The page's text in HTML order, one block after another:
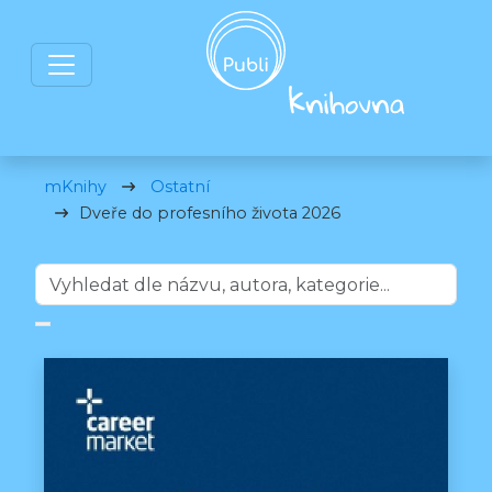
mKnihy
Ostatní
Dveře do profesního života 2026